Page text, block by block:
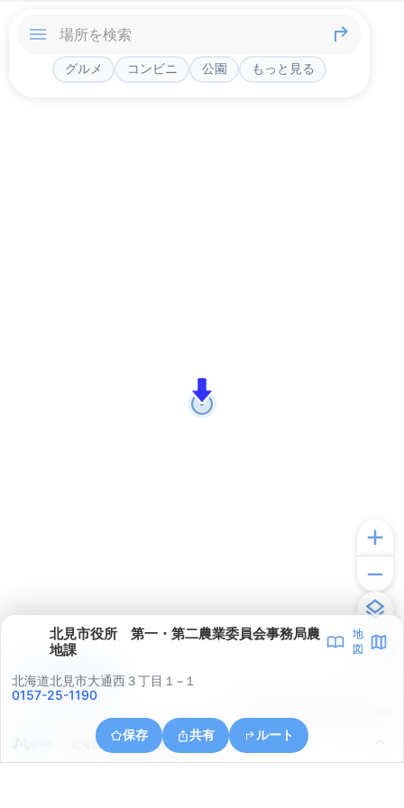
グルメ コンビニ 公園 もっと見る
北見市役所 第一・第二農業委員会事務局農
地課
地
図
北海道北見市大通西３丁目１−１
0157-25-1190
保存 共有 ルート
北海道北見市高栄西町１丁目１６
アプリで見る